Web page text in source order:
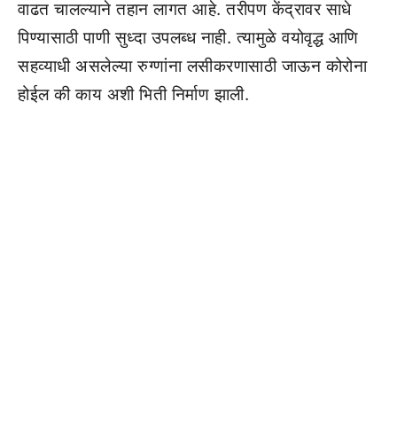
वाढत चालल्याने तहान लागत आहे. तरीपण केंद्रावर साधे
पिण्यासाठी पाणी सुध्दा उपलब्ध नाही. त्यामुळे वयोवृद्ध आणि
सहव्याधी असलेल्या रुग्णांना लसीकरणासाठी जाऊन कोरोना
होईल की काय अशी भिती निर्माण झाली.